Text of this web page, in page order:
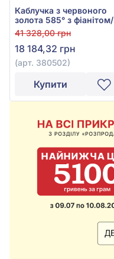
Каблучка з червоного
золота 585° з фіанітом/
куб.цирконієм, арт.
380502
41 328,00 грн
18 184,32 грн
(арт. 380502)
Купити